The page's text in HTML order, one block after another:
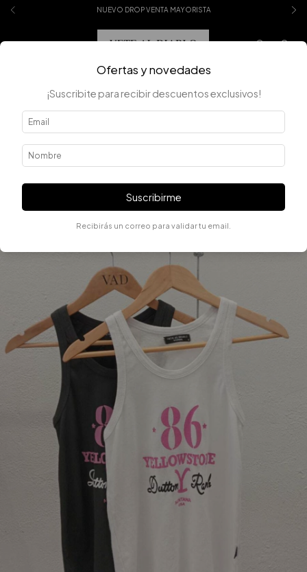
NUEVO DROP VENTA MAYORISTA
Ofertas y novedades
¡Suscribite para recibir descuentos exclusivos!
Suscribirme
Recibirás un correo para validar tu email.